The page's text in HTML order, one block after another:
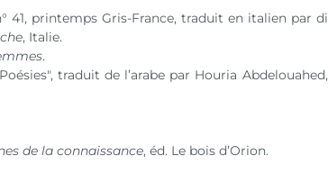
41, printemps Gris-France, traduit en italien par di
, Italie.
.
traduit de l’arabe par Houria Abdelouahed,
de la connaissance, éd. Le bois d’Orion.